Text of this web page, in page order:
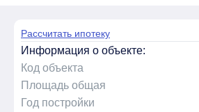
Рассчитать ипотеку
Информация о объекте:
Код объекта
Площадь общая
Год постройки